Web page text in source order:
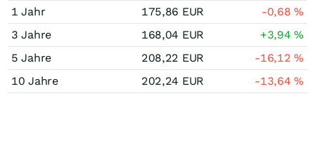
1 Jahr 175,86 EUR -0,68%
3 Jahre
168,04 EUR +3,94%
5 Jahre
208,22 EUR -16,12%
10 Jahre
202,24 EUR -13,64%